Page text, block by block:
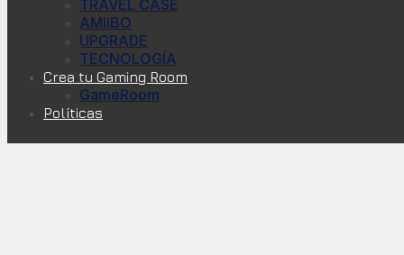
TRAVEL CASE
AMIIBO
UPGRADE
TECNOLOGÍA
Crea tu Gaming Room
GameRoom
Políticas